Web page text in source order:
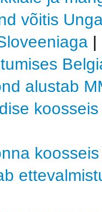
võitis
|
alustab